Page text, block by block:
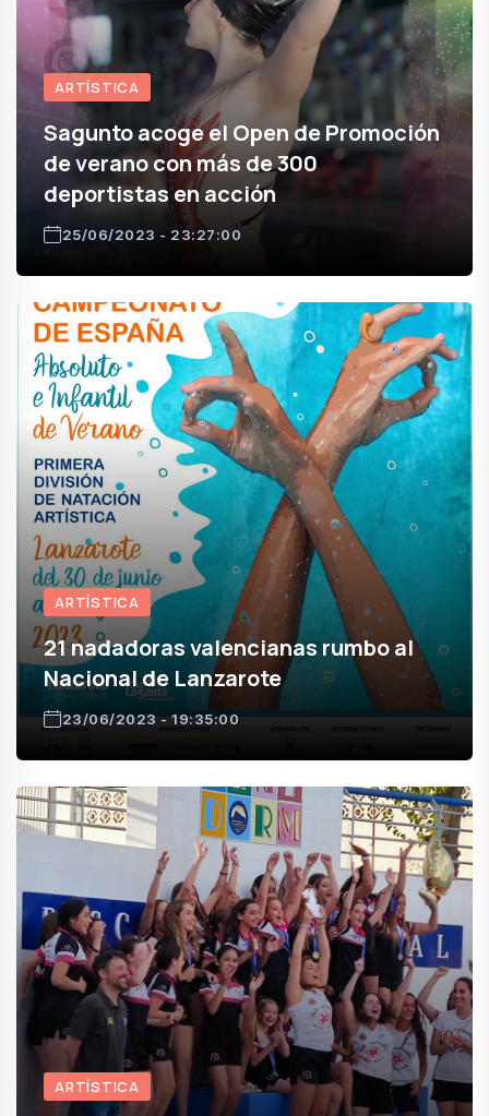
ARTÍSTICA
Sagunto acoge el Open de Promoción
de verano con más de 300
deportistas en acción
25/06/2023 - 23:27:00
ARTÍSTICA
21 nadadoras valencianas rumbo al
Nacional de Lanzarote
23/06/2023 - 19:35:00
ARTÍSTICA